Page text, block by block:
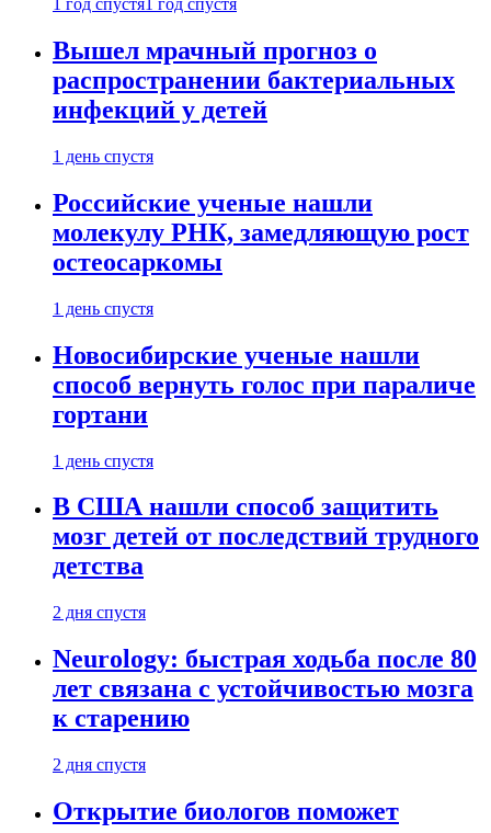
1 год спустя 1 год спустя
Вышел мрачный прогноз о
распространении бактериальных
инфекций у детей
1 день спустя
Российские ученые нашли
молекулу РНК, замедляющую рост
остеосаркомы
1 день спустя
Новосибирские ученые нашли
способ вернуть голос при параличе
гортани
1 день спустя
В США нашли способ защитить
мозг детей от последствий трудного
детства
2 дня спустя
Neurology: быстрая ходьба после 80
лет связана с устойчивостью мозга
к старению
2 дня спустя
Открытие биологов поможет